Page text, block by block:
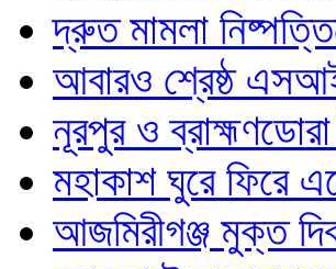
দ্রুত মামলা
আবারও শ্রেষ্ঠ
নূরপুর ও ব্রাহ্মণডোরা
মহাকাশ ঘুরে ফিরে
আজমিরীগঞ্জ মুক্ত